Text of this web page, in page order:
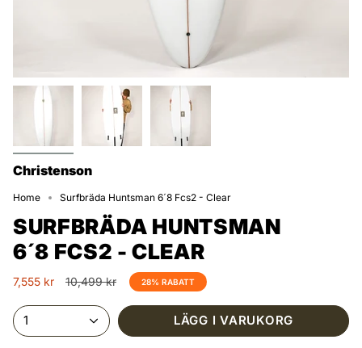
Christenson
Home Surfbräda Huntsman 6´8 Fcs2 - Clear
SURFBRÄDA HUNTSMAN
6´8 FCS2 - CLEAR
7,555 kr
Ordinarie
10,499 kr 28% RABATT
1 LÄGG I VARUKORG